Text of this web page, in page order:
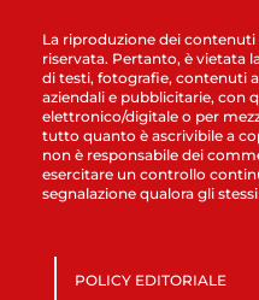
La riproduzione dei contenuti
riservata. Pertanto, è vietata
di testi, fotografie, contenuti
aziendali e pubblicitarie, con
elettronico/digitale o per
tutto quanto è ascrivibile a
non è responsabile dei
esercitare un controllo
segnalazione qualora gli
POLICY EDITORIALE